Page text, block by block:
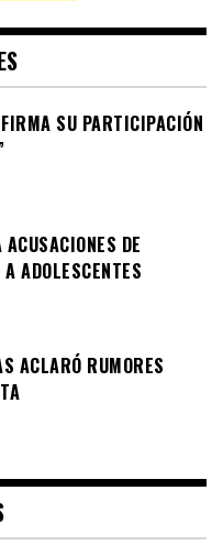
SU PARTICIPACIÓN
DE
ADOLESCENTES
ACLARÓ RUMORES